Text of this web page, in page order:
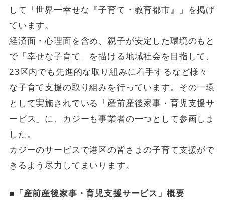
して「世界一幸せな『子育て・教育都市』」を掲げ
ています。
経済面・心理面を含め、親子が安定した環境のもと
で「幸せな子育て」を描ける地域社会を目指して、
23区内でも先進的な取り組みに着手するなど様々
な子育て支援の取り組みを行っています。その一環
として実施されている「産前産後家事・育児支援サ
ービス」に、カジーも事業者の一つとして参画しま
した。
カジーのサービスで港区の皆さまの子育て支援がで
きるよう尽力してまいります。
■「産前産後家事・育児支援サービス」概要